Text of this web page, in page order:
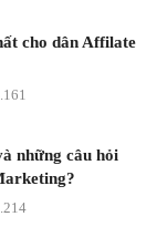
cho dân Affilate
những câu hỏi